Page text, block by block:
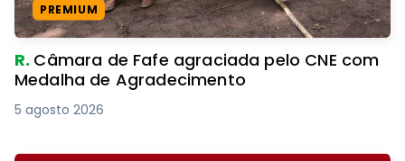
PREMIUM
R. Câmara de Fafe agraciada pelo CNE com
Medalha de Agradecimento
5 agosto 2026